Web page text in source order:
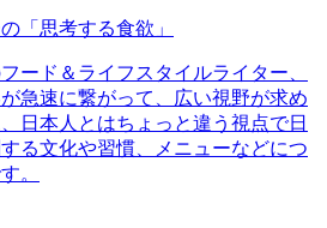
「思考する食欲」
ード＆ライフスタイルライター、
急速に繋がって、広い視野が求め
日本人とはちょっと違う視点で日
る文化や習慣、メニューなどにつ
。